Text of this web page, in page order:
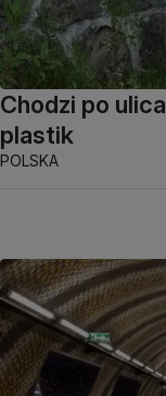
Chodzi po
plastik
POLSKA